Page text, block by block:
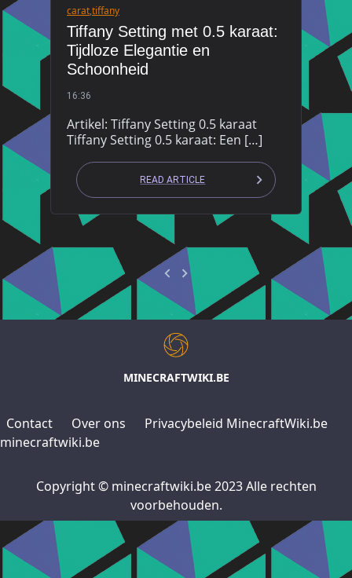
carat,tiffany
Tiffany Setting met 0.5 karaat:
Tijdloze Elegantie en
Schoonheid
16:36
Artikel: Tiffany Setting 0.5 karaat
Tiffany Setting 0.5 karaat: Een […]
READ ARTICLE
MINECRAFTWIKI.BE
Contact Over ons
Privacybeleid MinecraftWiki.be
minecraftwiki.be
Copyright © minecraftwiki.be 2023 Alle rechten
voorbehouden.